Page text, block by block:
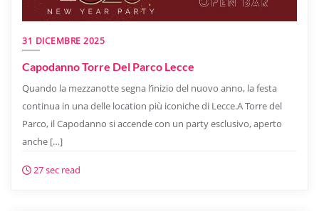
31 DICEMBRE 2025
Capodanno Torre Del Parco Lecce
Quando la mezzanotte segna l’inizio del nuovo anno, la festa
continua in una delle location più iconiche di Lecce.A Torre del
Parco, il Capodanno si accende con un party esclusivo, aperto
anche […]
27 sec read